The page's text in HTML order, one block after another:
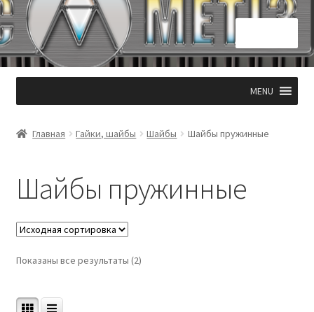
Перейти
навигации
Перейти
содержимому
Главная
КОНТАКТЫ 050 331 53 94
Корзина
Мой аккаунт
MENU
Главная Гайки, шайбы Шайбы Шайбы пружинные
Шайбы пружинные
Показаны все результаты (2)